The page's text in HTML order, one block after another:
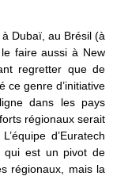
Dubaï, au Brésil (à
faire aussi à New
regretter que de
ce genre d’initiative
dans les pays
régionaux serait
d’Euratech
qui est un pivot de
régionaux, mais la